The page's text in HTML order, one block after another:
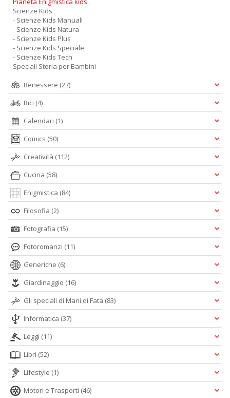
Scienze Kids
- Scienze Kids Manuali
- Scienze Kids Natura
- Scienze Kids Plus
- Scienze Kids Speciale
- Scienze Kids Tech
Speciali Storia per Bambini
Benessere (27)
Bici (4)
Calendari (1)
Comics (50)
Creatività (112)
Cucina (58)
Enigmistica (84)
Filosofia (2)
Fotografia (15)
Fotoromanzi (11)
Generiche (6)
Giardinaggio (16)
Gli speciali di Mani di Fata (83)
Informatica (37)
Leggi (11)
Libri (52)
Lifestyle (1)
Motori e Trasporti (46)